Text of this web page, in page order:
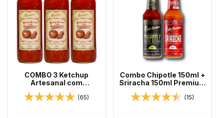
COMBO 3 Ketchup
Artesanal com
Habanero 325g
(65)
Combo Chipotle 150ml +
Sriracha 150ml Premium
Chilli Brothers
(15)